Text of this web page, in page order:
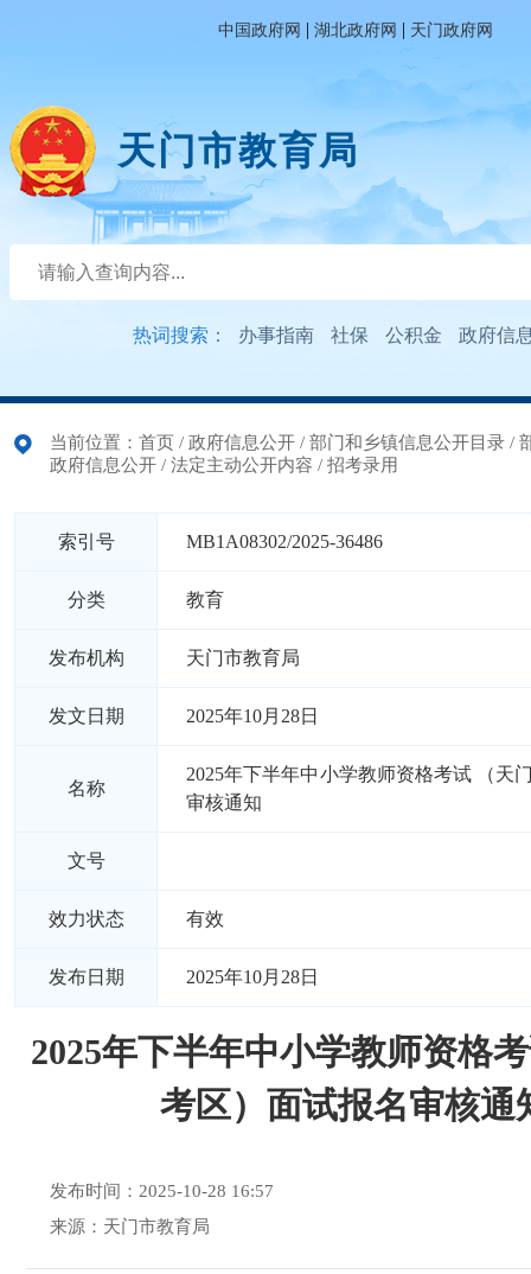
中国政府网 | 湖北政府网 | 天门政府网
天门市教育局
热词搜索： 办事指南 社保 公积金 政府信
当前位置： 首页 / 政府信息公开 / 部门和乡镇信息公开目录 /
政府信息公开 / 法定主动公开内容 / 招考录用
索引号 MB1A08302/2025-36486
分类 教育
发布机构 天门市教育局
发文日期 2025年10月28日
名称
2025年下半年中小学教师资格考试 （天
审核通知
文号
效力状态 有效
发布日期 2025年10月28日
2025年下半年中小学教师资格
考区）面试报名审核通
发布时间：2025-10-28 16:57
来源：天门市教育局